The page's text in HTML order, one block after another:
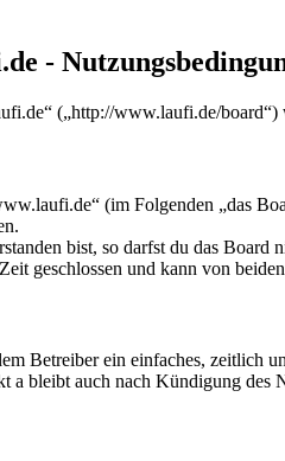
-
(„http://www.laufi.de/
(im Folgenden „das
bist, so darfst du das
geschlossen und kann von
Betreiber ein einfaches, zeitlich
bleibt auch nach Kündigung des